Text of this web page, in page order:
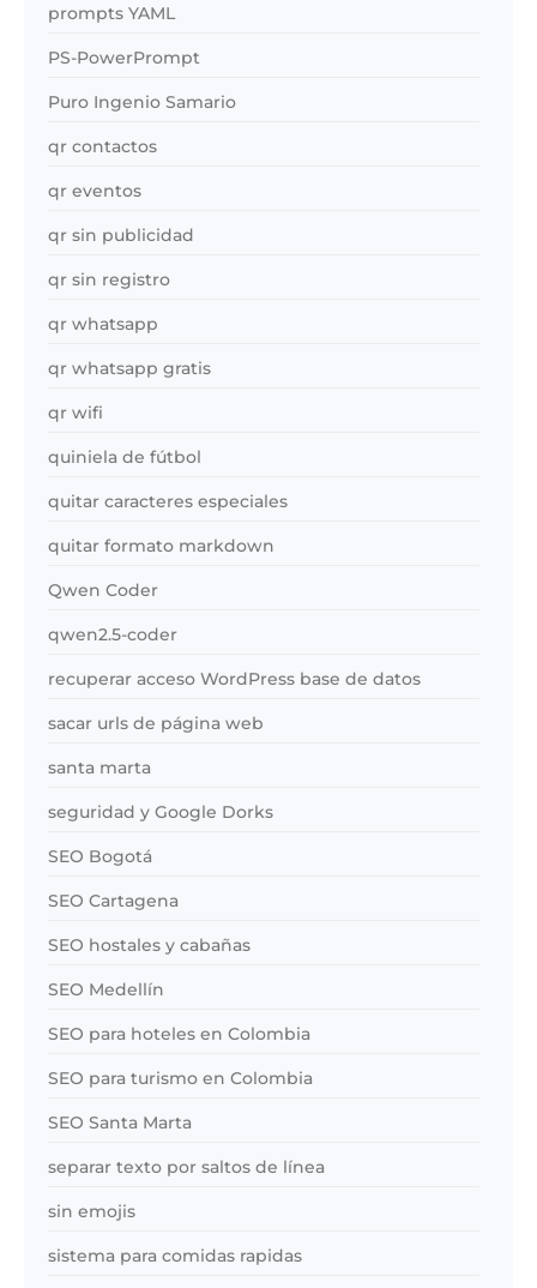
prompts YAML
PS-PowerPrompt
Puro Ingenio Samario
qr contactos
qr eventos
qr sin publicidad
qr sin registro
qr whatsapp
qr whatsapp gratis
qr wifi
quiniela de fútbol
quitar caracteres especiales
quitar formato markdown
Qwen Coder
qwen2.5-coder
recuperar acceso WordPress base de datos
sacar urls de página web
santa marta
seguridad y Google Dorks
SEO Bogotá
SEO Cartagena
SEO hostales y cabañas
SEO Medellín
SEO para hoteles en Colombia
SEO para turismo en Colombia
SEO Santa Marta
separar texto por saltos de línea
sin emojis
sistema para comidas rapidas